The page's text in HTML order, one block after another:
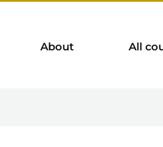
About All